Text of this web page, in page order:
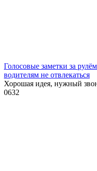
Голосовые заметки за
водителям не отвлекаться
Хорошая идея, нужный
0632